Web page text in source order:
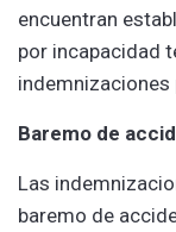
encuentran
por incapacidad
indemnizaciones
Baremo de
Las
baremo de